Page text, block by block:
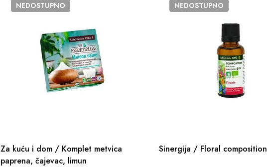
NEDOSTUPNO
Za kuću i dom / Komplet metvica
paprena, čajevac, limun
NEDOSTUPNO
Sinergija / Floral composition